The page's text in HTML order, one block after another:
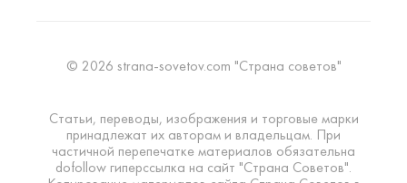
© 2026 strana-sovetov.com "Страна советов"
Статьи, переводы, изображения и торговые марки
принадлежат их авторам и владельцам. При
частичной перепечатке материалов обязательна
dofollow гиперссылка на сайт "Страна Советов".